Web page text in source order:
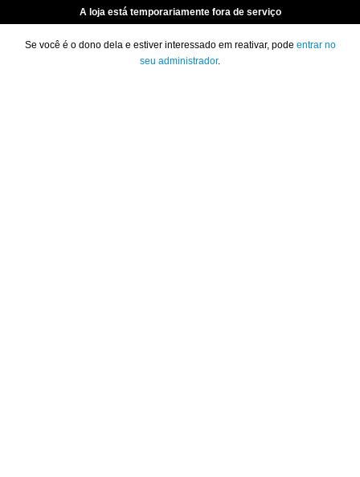
A loja está temporariamente fora de serviço
Se você é o dono dela e estiver interessado em reativar, pode entrar no
seu administrador.